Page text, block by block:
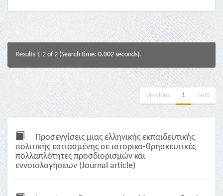
Results 1-2 of 2 (Search time: 0.002 seconds).
previous 1 next
Προσεγγίσεις μιας ελληνικής εκπαιδευτικής
πολιτικής εστιασμένης σε ιστορικο-θρησκευτικές
πολλαπλότητες προσδιορισμών και
εννοιολογήσεων (Journal article)